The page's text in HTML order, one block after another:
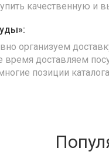
качественную и
организуем
доставляем
позиции